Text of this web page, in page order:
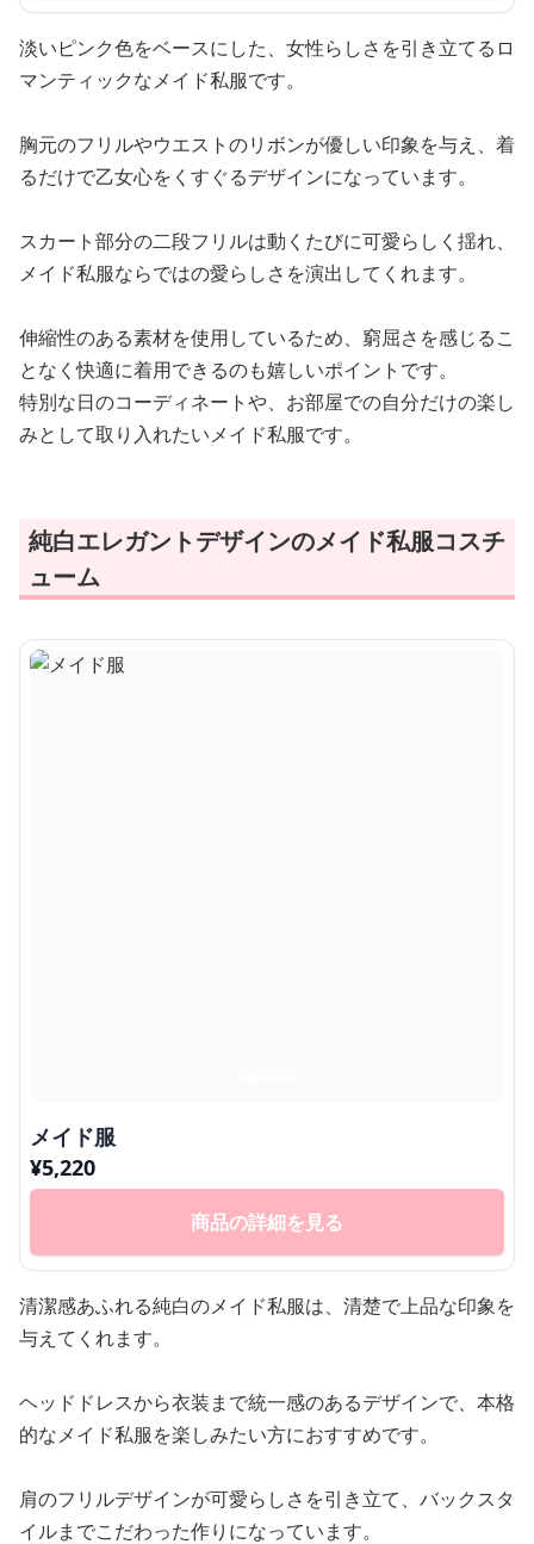
淡いピンク色をベースにした、女性らしさを引き立てるロ
マンティックなメイド私服です。
胸元のフリルやウエストのリボンが優しい印象を与え、着
るだけで乙女心をくすぐるデザインになっています。
スカート部分の二段フリルは動くたびに可愛らしく揺れ、
メイド私服ならではの愛らしさを演出してくれます。
伸縮性のある素材を使用しているため、窮屈さを感じるこ
となく快適に着用できるのも嬉しいポイントです。
特別な日のコーディネートや、お部屋での自分だけの楽し
みとして取り入れたいメイド私服です。
純白エレガントデザインのメイド私服コスチ
ューム
メイド服
¥5,220
商品の詳細を見る
清潔感あふれる純白のメイド私服は、清楚で上品な印象を
与えてくれます。
ヘッドドレスから衣装まで統一感のあるデザインで、本格
的なメイド私服を楽しみたい方におすすめです。
肩のフリルデザインが可愛らしさを引き立て、バックスタ
イルまでこだわった作りになっています。